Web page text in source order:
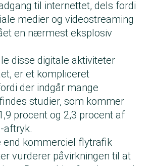
til internettet, dels fordi
medier og videostreaming
en nærmest eksplosiv
disse digitale aktiviteter
er et kompliceret
der indgår mange
studier, som kommer
procent og 2,3 procent af
aftryk.
end kommerciel flytrafik
vurderer påvirkningen til at